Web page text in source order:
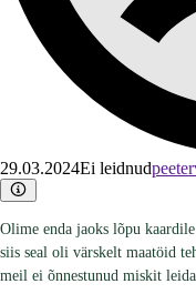
29.03.2024Ei leidnud
Olime enda jaoks lõpu
siis seal oli värskelt maatöid
meil ei õnnestunud miskit leida.